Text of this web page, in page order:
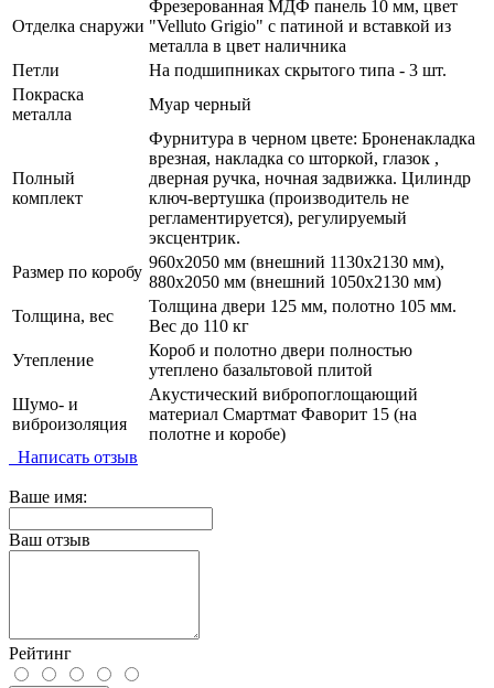
Отделка снаружи
Фрезерованная МДФ панель 10 мм, цвет
"Velluto Grigio" с патиной и вставкой из
металла в цвет наличника
Петли
На подшипниках скрытого типа - 3 шт.
Покраска
металла
Муар черный
Полный
комплект
Фурнитура в черном цвете: Броненакладка
врезная, накладка со шторкой, глазок ,
дверная ручка, ночная задвижка. Цилиндр
ключ-вертушка (производитель не
регламентируется), регулируемый
эксцентрик.
Размер по коробу
960х2050 мм (внешний 1130х2130 мм),
880х2050 мм (внешний 1050х2130 мм)
Толщина, вес
Толщина двери 125 мм, полотно 105 мм.
Вес до 110 кг
Утепление
Короб и полотно двери полностью
утеплено базальтовой плитой
Шумо- и
виброизоляция
Акустический вибропоглощающий
материал Смартмат Фаворит 15 (на
полотне и коробе)
Написать отзыв
Ваше имя:
Ваш отзыв
Рейтинг